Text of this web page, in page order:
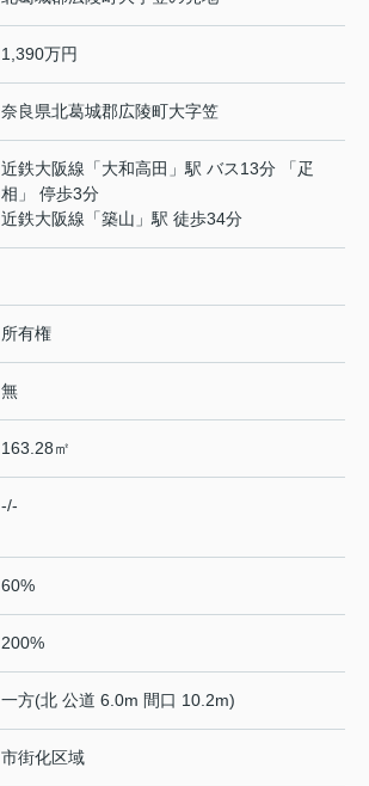
1,390万円
奈良県北葛城郡広陵町大字笠
近鉄大阪線 「大和高田 」駅 バス13分 「疋
相」 停歩3分
近鉄大阪線 「築山 」駅 徒歩34分
所有権
無
163.28㎡
-/-
60%
200%
一方(北 公道 6.0m 間口 10.2m)
市街化区域